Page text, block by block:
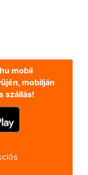
mobil
mobilján
szállás!